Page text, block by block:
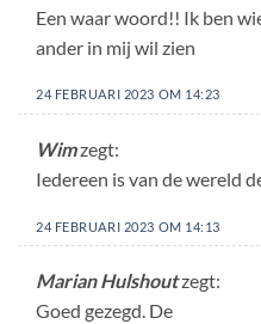
Een waar woord!! Ik ben
ander in mij wil zien
24 FEBRUARI 2023 OM 14:23
Wimzegt:
Iedereen is van de wereld
24 FEBRUARI 2023 OM 14:13
Marian Hulshoutzegt:
Goed gezegd. De